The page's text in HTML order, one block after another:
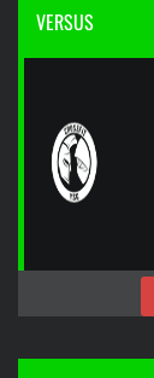
VERSUS